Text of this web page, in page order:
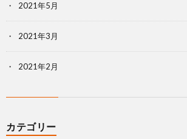
2021年5月
2021年3月
2021年2月
カテゴリー